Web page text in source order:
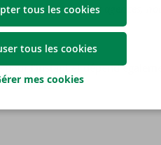
tous les cookies
tous les cookies
mes cookies
siège central et des agences,
pour l’instant et dépend
contrôle.